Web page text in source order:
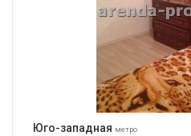
Юго-западная метро